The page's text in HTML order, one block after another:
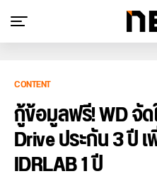
CONTENT
กู้ข้อมูลฟรี! WD จั
Drive ประกัน 3 ปี
IDRLAB 1 ปี